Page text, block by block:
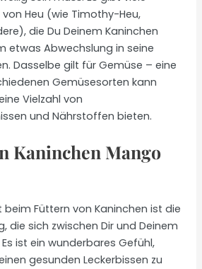
Heu (wie Timothy-Heu,
die Du Deinem Kaninchen
etwas Abwechslung in seine
Dasselbe gilt für Gemüse – eine
Gemüsesorten kann
Vielzahl von
und Nährstoffen bieten.
Kaninchen Mango
beim Füttern von Kaninchen ist die
die sich zwischen Dir und Deinem
ist ein wunderbares Gefühl,
gesunden Leckerbissen zu